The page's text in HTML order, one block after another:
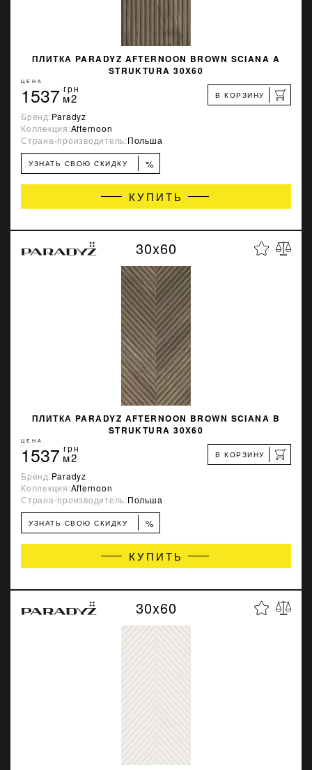
ПЛИТКА PARADYZ AFTERNOON BROWN SCIANA A
STRUKTURA 30X60
ЦЕНА
1537 грн
м2 В КОРЗИНУ
Бренд:Paradyz
Коллекция:Afternoon
Страна-производитель:Польша
УЗНАТЬ СВОЮ СКИДКУ %
КУПИТЬ
30x60
ПЛИТКА PARADYZ AFTERNOON BROWN SCIANA B
STRUKTURA 30X60
ЦЕНА
1537 грн
м2 В КОРЗИНУ
Бренд:Paradyz
Коллекция:Afternoon
Страна-производитель:Польша
УЗНАТЬ СВОЮ СКИДКУ %
КУПИТЬ
30x60